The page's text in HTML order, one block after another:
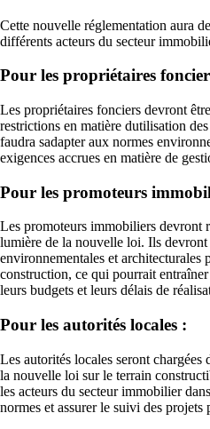
Cette nouvelle réglementation aura
différents acteurs du secteur
Pour les propriétaires
Les propriétaires fonciers devront
restrictions en matière dutilisation
faudra sadapter aux normes
exigences accrues en matière de
Pour les promoteurs
Les promoteurs immobiliers devront
lumière de la nouvelle loi. Ils devront
environnementales et architecturales
construction, ce qui pourrait
leurs budgets et leurs délais de
Pour les autorités locales :
Les autorités locales seront
la nouvelle loi sur le terrain
les acteurs du secteur immobilier
normes et assurer le suivi des